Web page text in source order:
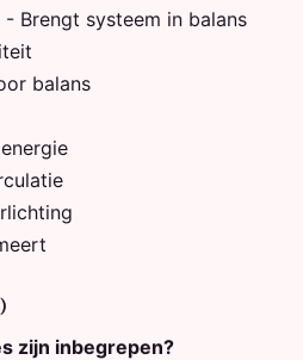
- Brengt systeem in balans
balans
zijn inbegrepen?